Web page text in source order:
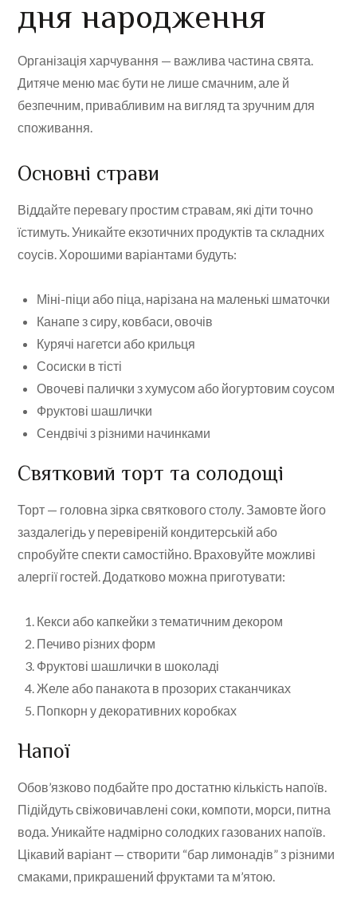
дня народження
Організація харчування — важлива частина свята.
Дитяче меню має бути не лише смачним, але й
безпечним, привабливим на вигляд та зручним для
споживання.
Основні страви
Віддайте перевагу простим стравам, які діти точно
їстимуть. Уникайте екзотичних продуктів та складних
соусів. Хорошими варіантами будуть:
Міні-піци або піца, нарізана на маленькі шматочки
Канапе з сиру, ковбаси, овочів
Курячі нагетси або крильця
Сосиски в тісті
Овочеві палички з хумусом або йогуртовим соусом
Фруктові шашлички
Сендвічі з різними начинками
Святковий торт та солодощі
Торт — головна зірка святкового столу. Замовте його
заздалегідь у перевіреній кондитерській або
спробуйте спекти самостійно. Враховуйте можливі
алергії гостей. Додатково можна приготувати:
Кекси або капкейки з тематичним декором
Печиво різних форм
Фруктові шашлички в шоколаді
Желе або панакота в прозорих стаканчиках
Попкорн у декоративних коробках
Напої
Обов’язково подбайте про достатню кількість напоїв.
Підійдуть свіжовичавлені соки, компоти, морси, питна
вода. Уникайте надмірно солодких газованих напоїв.
Цікавий варіант — створити “бар лимонадів” з різними
смаками, прикрашений фруктами та м’ятою.